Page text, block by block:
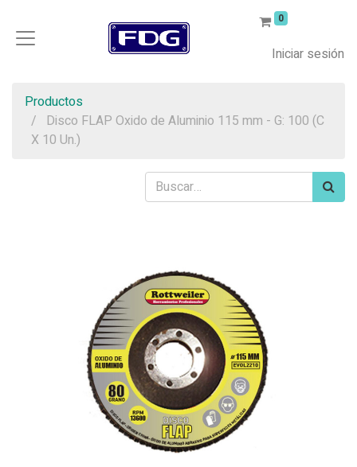
0
Iniciar sesión
Productos
Disco FLAP Oxido de Aluminio 115 mm - G: 100 (C
X 10 Un.)